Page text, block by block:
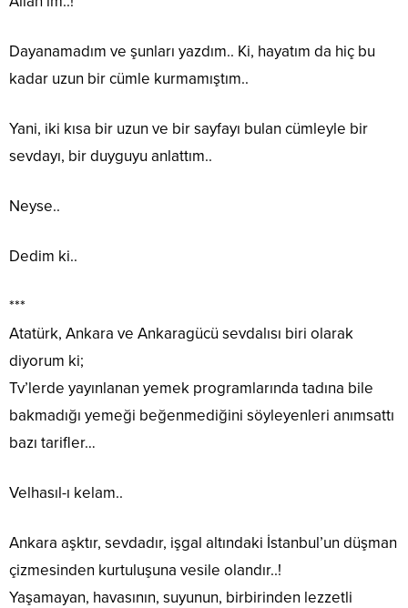
Dayanamadım ve şunları yazdım.. Ki, hayatım da hiç bu
kadar uzun bir cümle kurmamıştım..
Yani, iki kısa bir uzun ve bir sayfayı bulan cümleyle bir
sevdayı, bir duyguyu anlattım..
Neyse..
Dedim ki..
***
Atatürk, Ankara ve Ankaragücü sevdalısı biri olarak
diyorum ki;
Tv’lerde yayınlanan yemek programlarında tadına bile
bakmadığı yemeği beğenmediğini söyleyenleri anımsattı
bazı tarifler…
Velhasıl-ı kelam..
Ankara aşktır, sevdadır, işgal altındaki İstanbul’un düşman
çizmesinden kurtuluşuna vesile olandır..!
Yaşamayan, havasının, suyunun, birbirinden lezzetli